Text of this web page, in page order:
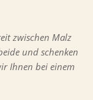
zwischen Malz
und schenken
Ihnen bei einem